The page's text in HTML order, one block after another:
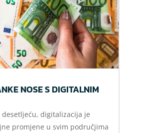
NOSE S DIGITALNIM
digitalizacija je
promjene u svim područjima